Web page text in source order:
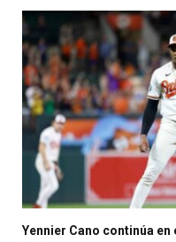
Yennier Cano continúa